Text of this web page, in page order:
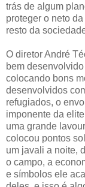
trás de algum
proteger o neto
resto da
O diretor André
bem
colocando bons
desenvolvidos
refugiados, o
imponente da
uma grande
colocou pontos
um javali a noite,
o campo, a
e símbolos ele